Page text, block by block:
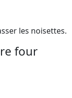
les noisettes.
four